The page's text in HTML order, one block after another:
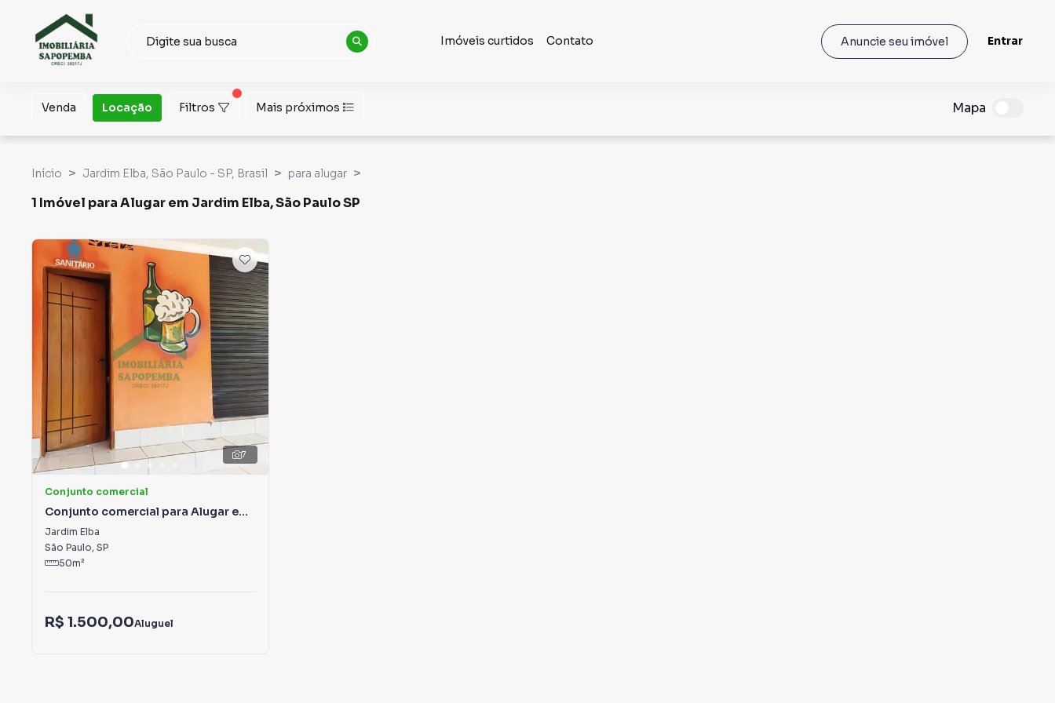
Imóveis curtidos Contato Anuncie seu imóvel Entrar
Venda Locação Filtros Mais próximos Mapa
Início Jardim Elba, São Paulo - SP, Brasil para alugar
1 Imóvel para Alugar em Jardim Elba, São Paulo SP
7
Conjunto comercial
Conjunto comercial para Alugar em
Jardim Elba
Jardim Elba
São Paulo, SP
50m²
R$ 1.500,00Aluguel